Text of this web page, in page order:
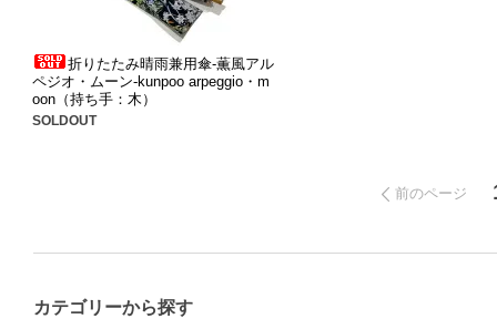
折りたたみ晴雨兼用傘-薫風アル
ペジオ・ムーン-kunpoo arpeggio・m
oon（持ち手：木）
SOLDOUT
前のページ
カテゴリーから探す